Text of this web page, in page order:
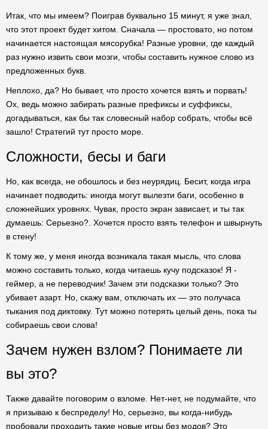
Итак, что мы имеем? Поиграв буквально 15 минут, я уже знал,
что этот проект будет хитом. Сначала — простовато, но потом
начинается настоящая мясорубка! Разные уровни, где каждый
раз нужно извить свои мозги, чтобы составить нужное слово из
предложенных букв.
Неплохо, да? Но бывает, что просто хочется взять и порвать!
Ох, ведь можно забирать разные префиксы и суффиксы,
догадываться, как бы так словесный набор собрать, чтобы всё
зашло! Стратегий тут просто море.
Сложности, бесы и баги
Но, как всегда, не обошлось и без неурядиц. Бесит, когда игра
начинает подводить: иногда могут вылезти баги, особенно в
сложнейших уровнях. Чувак, просто экран зависает, и ты так
думаешь: Серьезно?. Хочется просто взять телефон и швырнуть
в стену!
К тому же, у меня иногда возникала такая мысль, что слова
можно составить только, когда читаешь кучу подсказок! Я -
геймер, а не переводчик! Зачем эти подсказки только? Это
убивает азарт. Но, скажу вам, отключать их — это получаса
тыкания под диктовку. Тут можно потерять целый день, пока ты
собираешь свои слова!
Зачем нужен взлом? Понимаете ли
вы это?
Также давайте поговорим о взломе. Нет-нет, не подумайте, что
я призываю к беспределу! Но, серьезно, вы когда-нибудь
пробовали проходить такие новые игры без модов? Это